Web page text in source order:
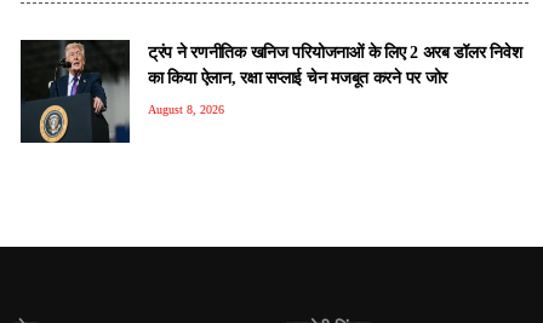
ट्रंप ने रणनीतिक खनिज परियोजनाओं के लिए 2 अरब डॉलर निवेश
का किया ऐलान, रक्षा सप्लाई चेन मजबूत करने पर जोर
August 8, 2026